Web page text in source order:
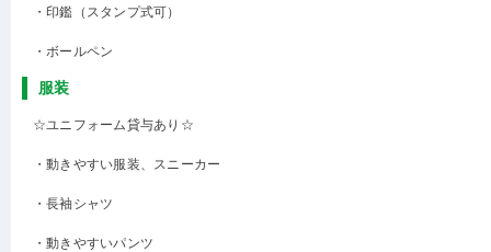
・印鑑（スタンプ式可）
・ボールペン
服装
☆ユニフォーム貸与あり☆
・動きやすい服装、スニーカー
・長袖シャツ
・動きやすいパンツ